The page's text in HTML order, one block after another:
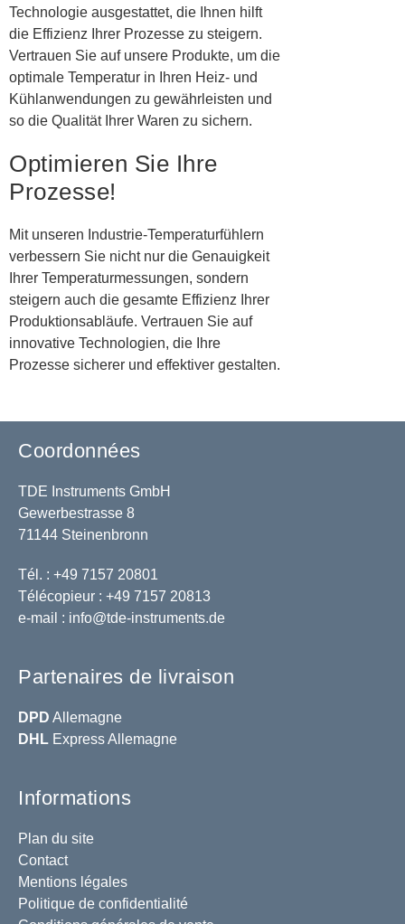
Technologie ausgestattet, die Ihnen hilft
die Effizienz Ihrer Prozesse zu steigern.
Vertrauen Sie auf unsere Produkte, um die
optimale Temperatur in Ihren Heiz- und
Kühlanwendungen zu gewährleisten und
so die Qualität Ihrer Waren zu sichern.
Optimieren Sie Ihre
Prozesse!
Mit unseren Industrie-Temperaturfühlern
verbessern Sie nicht nur die Genauigkeit
Ihrer Temperaturmessungen, sondern
steigern auch die gesamte Effizienz Ihrer
Produktionsabläufe. Vertrauen Sie auf
innovative Technologien, die Ihre
Prozesse sicherer und effektiver gestalten.
Coordonnées
TDE Instruments GmbH
Gewerbestrasse 8
71144 Steinenbronn
Tél. : +49 7157 20801
Télécopieur : +49 7157 20813
e-mail : info@tde-instruments.de
Partenaires de livraison
DPD Allemagne
DHL Express Allemagne
Informations
Plan du site
Contact
Mentions légales
Politique de confidentialité